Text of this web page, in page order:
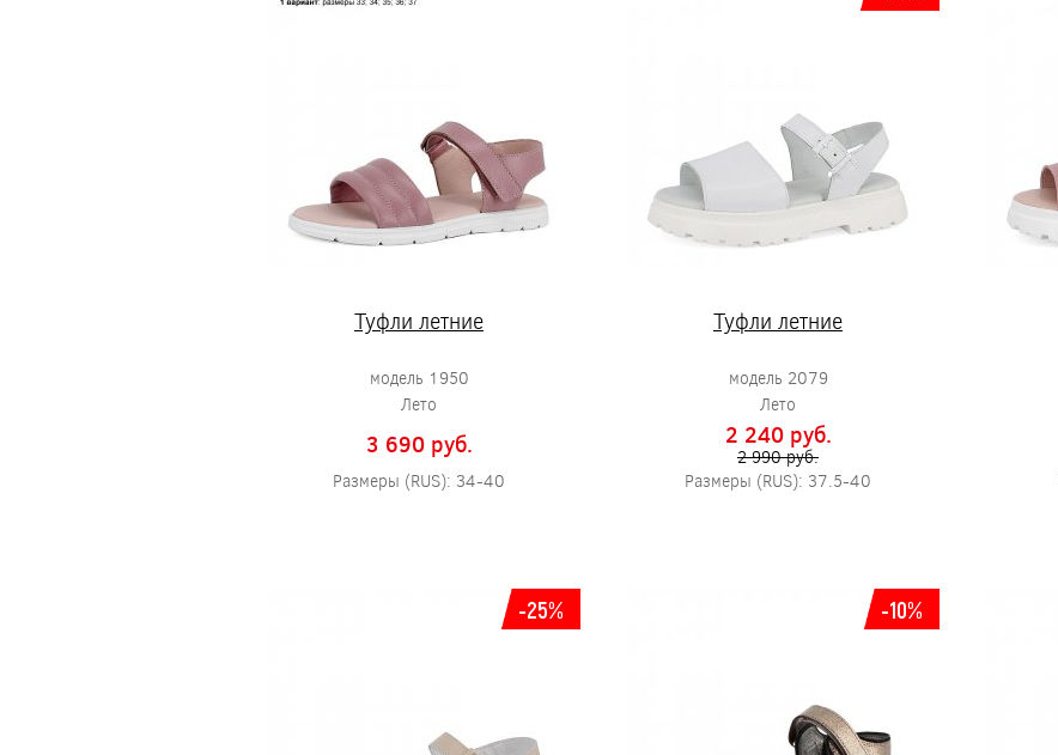
Туфли летние
модель 1950
Лето
3 690 pуб.
Размеры (RUS): 34-40
Туфли летние
модель 2079
Лето
2 240 pуб.
2 990 pуб.
Размеры (RUS): 37.5-40
-25% -10%